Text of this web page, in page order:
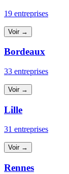
19 entreprises
Voir →
Bordeaux
33 entreprises
Voir →
Lille
31 entreprises
Voir →
Rennes